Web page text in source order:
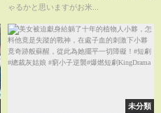
ゃるかと思いますがお米...
未分類